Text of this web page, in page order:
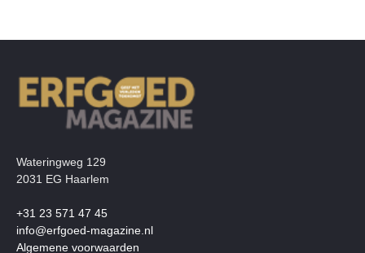
Wateringweg 129
2031 EG Haarlem
+31 23 571 47 45
info@erfgoed-magazine.nl
Algemene voorwaarden